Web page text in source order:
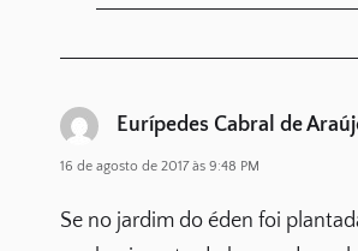
Eurípedes Cabral de
16 de agosto de 2017 às 9:48 PM
Se no jardim do éden foi